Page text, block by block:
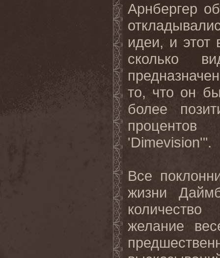
Арнбергер
идеи, и этот
сколько
то, что он
более
процентов
'Dimevision'".
Все
жизни
желание